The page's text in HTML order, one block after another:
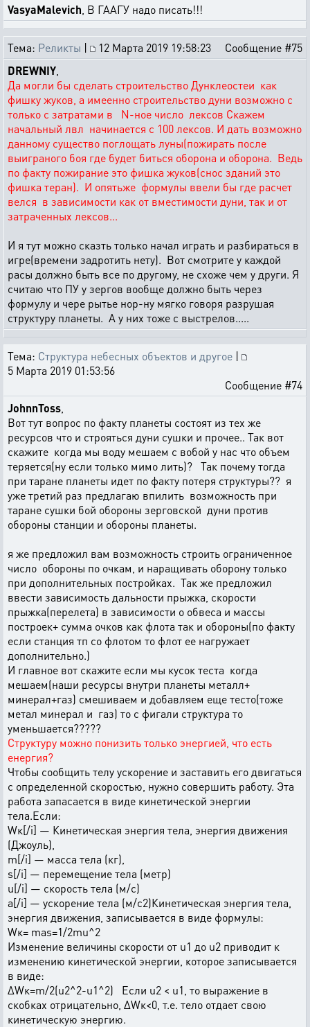
VasyaMalevich , В ГААГУ надо писать!!!
Тема: Реликты | 12 Марта 2019 19:58:23
Сообщение #75
DREWNIY
Да могли бы сделать строительство Дунклеостеи как
фишку жуков, а имеенно строительство дуни возможно с
только с затратами в N-ное число лексов Скажем
начальный лвл начинается с 100 лексов. И дать возможно
данному существо поглощать луны(пожирать после
выиграного боя где будет биться оборона и оборона. Ведь
по факту пожирание это фишка жуков(снос зданий это
фишка теран). И опятьже формулы ввели бы где расчет
велся в зависимости как от вместимости дуни, так и от
затраченных лексов...
И я тут можно сказть только начал играть и разбираться в
игре(времени задротить нету). Вот смотрите у каждой
расы должно быть все по другому, не схоже чем у други. Я
считаю что ПУ у зергов вообще должно быть через
формулу и чере рытье нор-ну мягко говоря разрушая
структуру планеты. А у них тоже с выстрелов.....
Тема: Структура небесных объектов и другое |
5 Марта 2019 01:53:56
Сообщение #74
JohnnToss
Вот тут вопрос по факту планеты состоят из тех же
ресурсов что и строяться дуни сушки и прочее.. Так вот
скажите когда мы воду мешаем с вобой у нас что объем
теряется(ну если только мимо лить)? Так почему тогда
при таране планеты идет по факту потеря структуры?? я
уже третий раз предлагаю впилить возможность при
таране сушки бой обороны зерговской дуни против
обороны станции и обороны планеты.
я же предложил вам возможность строить ограниченное
число обороны по очкам, и наращивать оборону только
при дополнительных постройках. Так же предложил
ввести зависимость дальности прыжка, скорости
прыжка(перелета) в зависимости о обвеса и массы
построек+ сумма очков как флота так и обороны(по факту
если станция тп со флотом то флот ее нагружает
дополнительно.)
И главное вот скажите если мы кусок теста когда
мешаем(наши ресурсы внутри планеты металл+
минерал+газ) смешиваем и добавляем еще тесто(тоже
метал минерал и газ) то с фигали структура то
уменьшается?????
Структуру можно понизить только энергией, что есть
енергия?
Чтобы сообщить телу ускорение и заставить его двигаться
с определенной скоростью, нужно совершить работу. Эта
работа запасается в виде кинетической энергии
тела.Если:
Wк[/i] — Кинетическая энергия тела, энергия движения
(Джоуль),
m[/i] — масса тела (кг),
s[/i] — перемещение тела (метр)
u[/i] — скорость тела (м/c)
a[/i] — ускорение тела (м/c2)Кинетическая энергия тела,
энергия движения, записывается в виде формулы:
Wк= mas=1/2mu^2
Изменение величины скорости от u1 до u2 приводит к
изменению кинетической энергии, которое записывается
в виде:
ΔWк=m/2(u2^2-u1^2) Если u2 < u1, то выражение в
скобках отрицательно, ΔWк<0, т.е. тело отдает свою
кинетическую энергию.